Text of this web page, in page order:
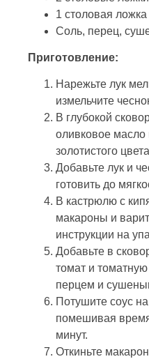
1 столовая
Соль, перец,
Приготовление:
Нарежьте лук
измельчите
В глубокой
оливковое
золотистого
Добавьте лук и
готовить до
В кастрюлю с
макароны и
инструкции на
Добавьте в
томат и
перцем и
Потушите соус
помешивая
минут.
Откиньте